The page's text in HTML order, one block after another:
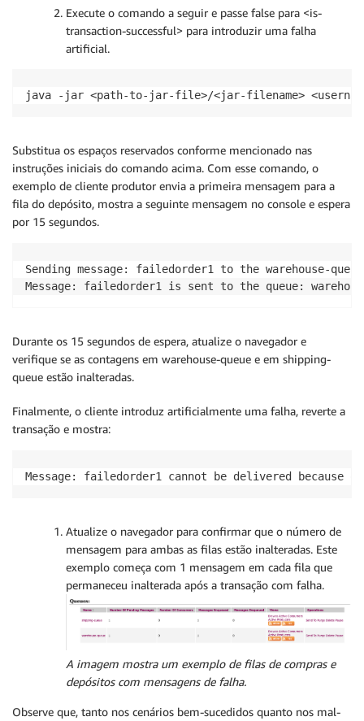
Execute o comando a seguir e passe false para <is-
transaction-successful> para introduzir uma falha
artificial.
java -jar <path-to-jar-file>/<jar-filename>
Substitua os espaços reservados conforme mencionado nas
instruções iniciais do comando acima. Com esse comando, o
exemplo de cliente produtor envia a primeira mensagem para a
fila do depósito, mostra a seguinte mensagem no console e espera
por 15 segundos.
Sending message: failedorder1 to the warehouse-queue
Durante os 15 segundos de espera, atualize o navegador e
verifique se as contagens em warehouse-queue e em shipping-
queue estão inalteradas.
Finalmente, o cliente introduz artificialmente uma falha, reverte a
transação e mostra:
Message: failedorder1 cannot be delivered
Atualize o navegador para confirmar que o número de
mensagem para ambas as filas estão inalteradas. Este
exemplo começa com 1 mensagem em cada fila que
permaneceu inalterada após a transação com falha.
A imagem mostra um exemplo de filas de compras e
depósitos com mensagens de falha.
Observe que, tanto nos cenários bem-sucedidos quanto nos mal-